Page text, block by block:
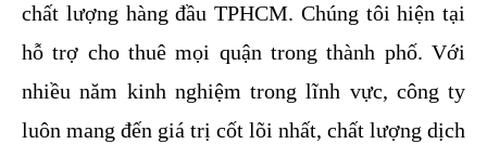
chất lượng hàng đầu TPHCM. Chúng tôi hiện tại
hỗ trợ cho thuê mọi quận trong thành phố. Với
nhiều năm kinh nghiệm trong lĩnh vực, công ty
luôn mang đến giá trị cốt lõi nhất, chất lượng dịch